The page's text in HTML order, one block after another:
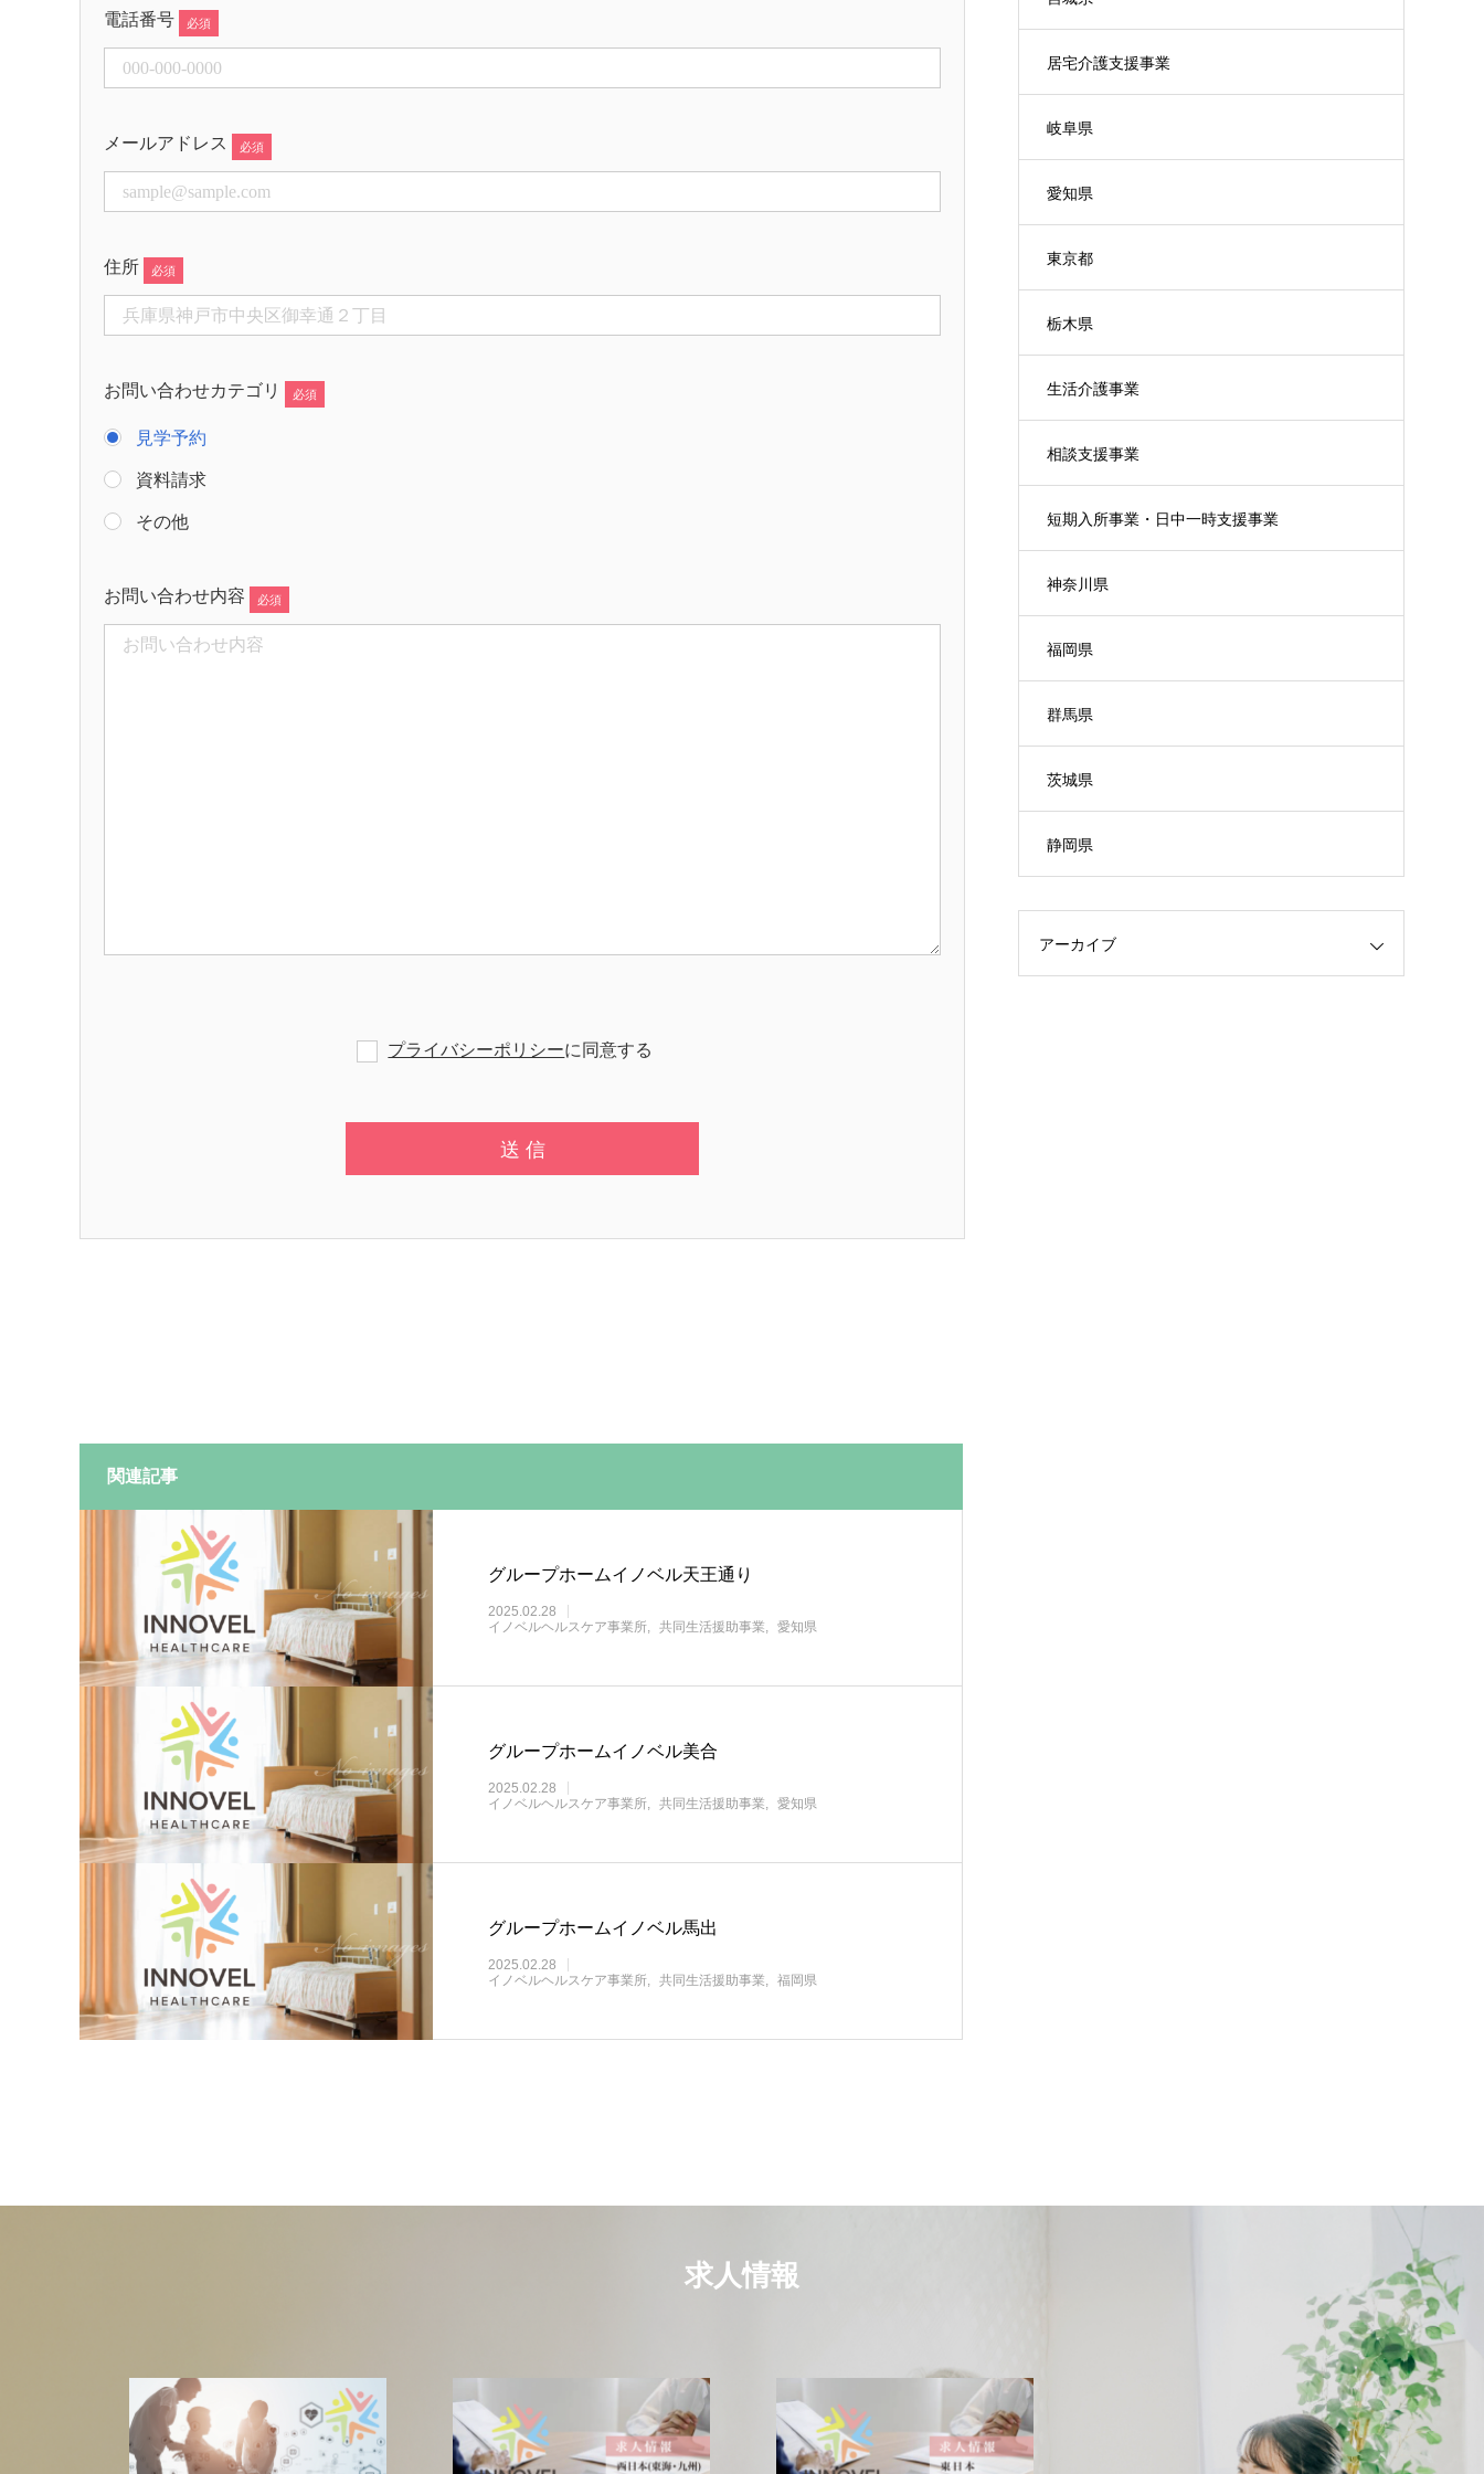
電話番号
メールアドレス
住所
お問い合わせカテゴリ
見学予約
資料請求
その他
お問い合わせ内容
プライバシーポリシーに同意する
関連記事
グループホームイノベル天王通り
2025.02.28
イノベルヘルスケア事業所
共同生活援助事業 愛知県
グループホームイノベル美合
2025.02.28
イノベルヘルスケア事業所
共同生活援助事業 愛知県
グループホームイノベル馬出
2025.02.28
イノベルヘルスケア事業所
共同生活援助事業 福岡県
居宅介護支援事業
岐阜県
愛知県
東京都
栃木県
生活介護事業
相談支援事業
短期入所事業・日中一時支援事業
神奈川県
福岡県
群馬県
茨城県
静岡県
アーカイブ
求人情報